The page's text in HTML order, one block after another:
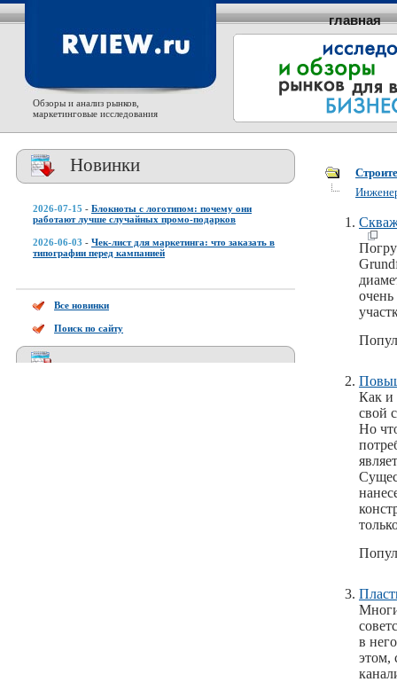
Обзоры и анализ рынков,
маркетинговые исследования
главная
Новинки
2026-07-15 - Блокноты с логотипом: почему они
работают лучше случайных промо-подарков
2026-06-03 - Чек-лист для маркетинга: что заказать в
типографии перед кампанией
Все новинки
Поиск по сайту
Как и
свой
Но
в
этом,